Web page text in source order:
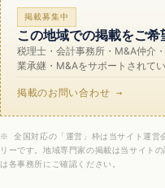
掲載募集中
この地域での掲載をご
税理士・会計事務所・M&A仲介
業承継・M&Aをサポートされて
掲載のお問い合わせ →
※ 全国対応の「運営」枠は当サイト運
リーです。地域専門家の掲載は当サイト
は各事務所にご確認ください。